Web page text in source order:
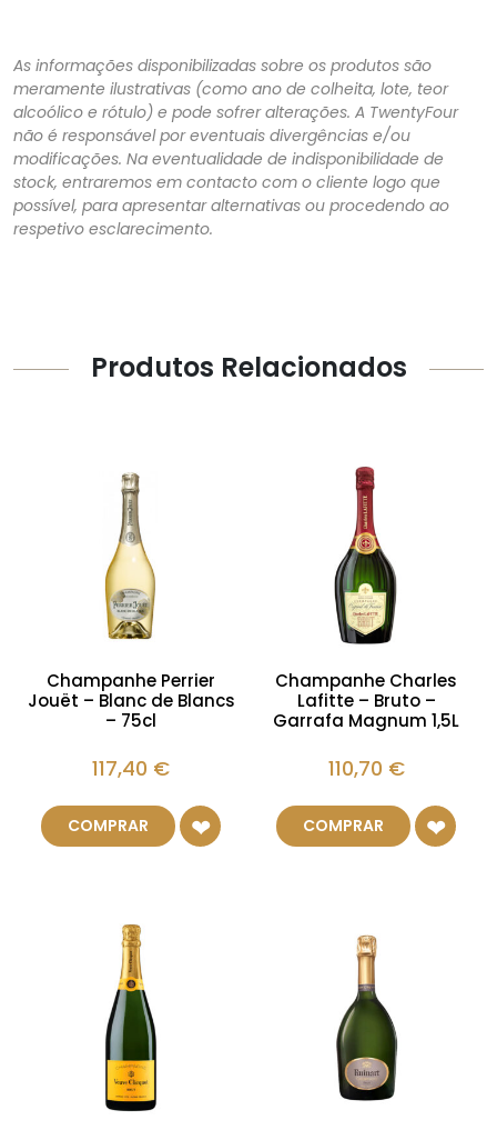
As informações disponibilizadas sobre os produtos são
meramente ilustrativas (como ano de colheita, lote, teor
alcoólico e rótulo) e pode sofrer alterações. A TwentyFour
não é responsável por eventuais divergências e/ou
modificações. Na eventualidade de indisponibilidade de
stock, entraremos em contacto com o cliente logo que
possível, para apresentar alternativas ou procedendo ao
respetivo esclarecimento.
Produtos Relacionados
Champanhe Perrier
Jouët – Blanc de Blancs
– 75cl
117,40 €
COMPRAR
Champanhe Charles
Lafitte – Bruto –
Garrafa Magnum 1,5L
110,70 €
COMPRAR